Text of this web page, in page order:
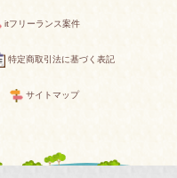
itフリーランス案件
特定商取引法に基づく表記
サイトマップ